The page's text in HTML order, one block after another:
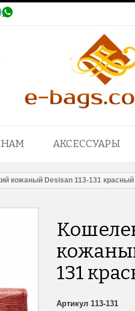
АКСЕССУАРЫ
кожаный Desisan 113-131 красный
131
Артикул 113-131